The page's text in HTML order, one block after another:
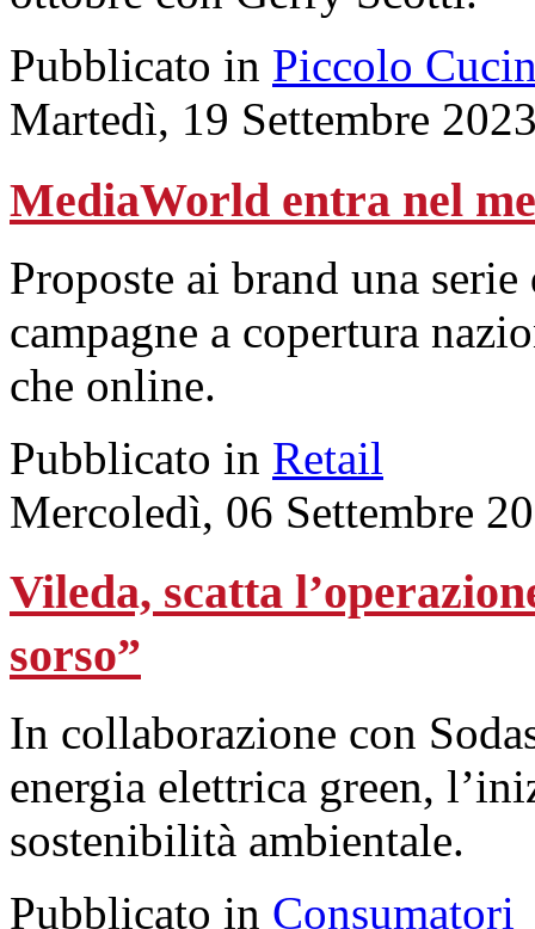
Pubblicato in Piccolo
Martedì, 19 Settembre
MediaWorld entra nel
Proposte ai brand una
campagne a copertura
che online.
Pubblicato in Retail
Mercoledì, 06 Settembre
Vileda, scatta
sorso”
In collaborazione con
energia elettrica green,
sostenibilità ambientale.
Pubblicato in Consumatori